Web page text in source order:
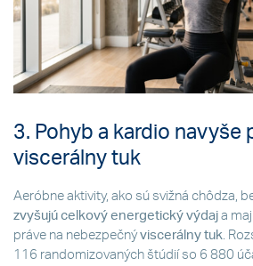
3. Pohyb a kardio navyše
viscerálny tuk
Aeróbne aktivity, ako sú svižná chôdza,
zvyšujú celkový energetický výdaj a
práve na nebezpečnýviscerálny tuk .
116 randomizovaných štúdií so 6 880